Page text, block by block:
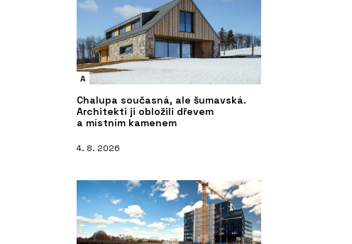
A
Chalupa současná, ale šumavská.
Architekti ji obložili dřevem
a místním kamenem
4. 8. 2026